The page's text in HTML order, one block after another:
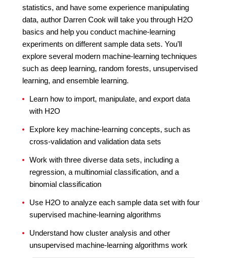
statistics, and have some experience manipulating
data, author Darren Cook will take you through H2O
basics and help you conduct machine-learning
experiments on different sample data sets. You’ll
explore several modern machine-learning techniques
such as deep learning, random forests, unsupervised
learning, and ensemble learning.
Learn how to import, manipulate, and export data
with H2O
Explore key machine-learning concepts, such as
cross-validation and validation data sets
Work with three diverse data sets, including a
regression, a multinomial classification, and a
binomial classification
Use H2O to analyze each sample data set with four
supervised machine-learning algorithms
Understand how cluster analysis and other
unsupervised machine-learning algorithms work